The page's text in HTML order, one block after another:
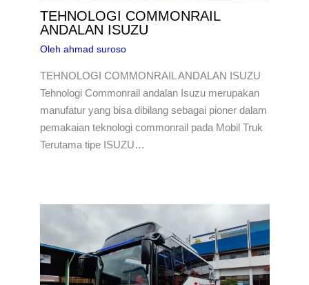
TEHNOLOGI COMMONRAIL
ANDALAN ISUZU
Oleh ahmad suroso
TEHNOLOGI COMMONRAIL ANDALAN ISUZU
Tehnologi Commonrail andalan Isuzu merupakan
manufatur yang bisa dibilang sebagai pioner dalam
pemakaian teknologi commonrail pada Mobil Truk
Terutama tipe ISUZU…